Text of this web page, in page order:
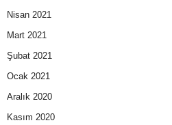
Nisan 2021
Mart 2021
Şubat 2021
Ocak 2021
Aralık 2020
Kasım 2020